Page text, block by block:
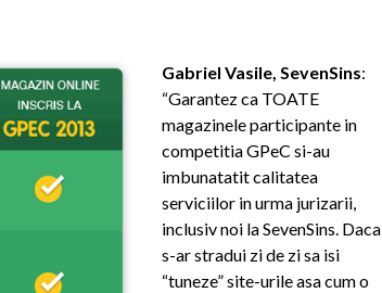
Gabriel Vasile, SevenSins:
“Garantez ca TOATE
magazinele participante in
competitia GPeC si-au
imbunatatit calitatea
serviciilor in urma jurizarii,
inclusiv noi la SevenSins. Daca
s-ar stradui zi de zi sa isi
“tuneze” site-urile asa cum o